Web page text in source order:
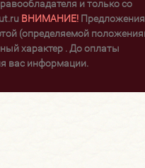
и только со
ВНИМАНИЕ!
(определяемой
характер . До оплаты
вас информации.